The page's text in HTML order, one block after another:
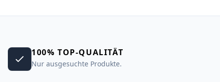
100% TOP-QUALITÄT
Nur ausgesuchte Produkte.